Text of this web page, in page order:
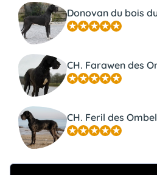
Donovan du bois
CH. Farawen des
CH. Feril des